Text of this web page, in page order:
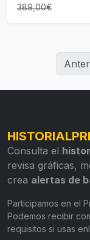
389,00€
Consulta el
revisa gráficas,
crea alertas de
Participamos en el
Podemos recibir
requisitos si usas